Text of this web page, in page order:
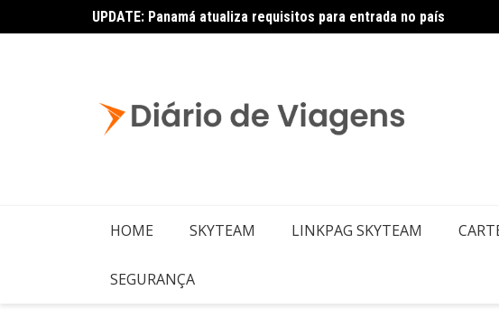
UPDATE: Panamá atualiza requisitos para entrada no país
Copa – Atualização: Política de Alterações e Reembolsos por
HOME SKYTEAM LINKPAG SKYTEAM
SEGURANÇA